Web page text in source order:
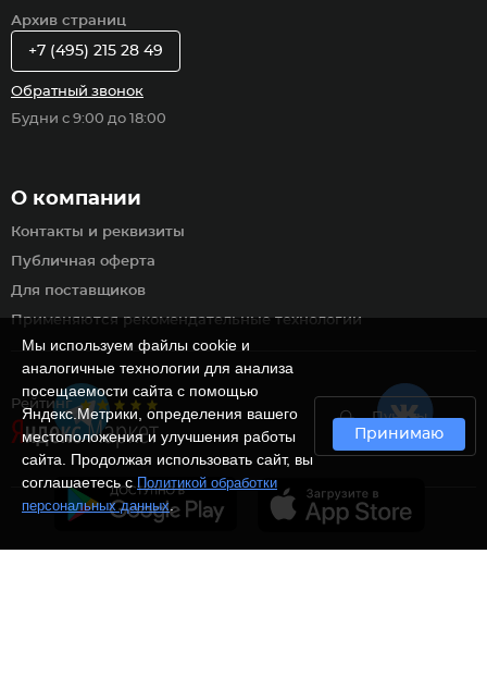
Рейтинг
Пункты
самовывоза
Архив страниц
О компании
Контакты и реквизиты
Публичная оферта
Для поставщиков
Применяются рекомендательные технологии
+7 (495) 215 28 49
Обратный звонок
Будни с 9:00 до 18:00
Мы используем файлы cookie и
аналогичные технологии для анализа
посещаемости сайта с помощью
Яндекс.Метрики, определения вашего
местоположения и улучшения работы
сайта. Продолжая использовать сайт, вы
соглашаетесь с Политикой обработки
персональных данных.
Принимаю